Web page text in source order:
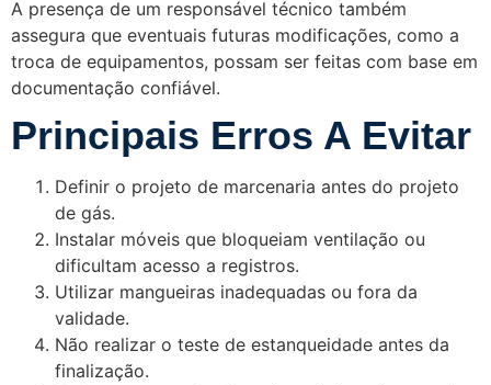
A presença de um responsável técnico também
assegura que eventuais futuras modificações, como a
troca de equipamentos, possam ser feitas com base em
documentação confiável.
Principais Erros A Evitar
Definir o projeto de marcenaria antes do projeto
de gás.
Instalar móveis que bloqueiam ventilação ou
dificultam acesso a registros.
Utilizar mangueiras inadequadas ou fora da
validade.
Não realizar o teste de estanqueidade antes da
finalização.